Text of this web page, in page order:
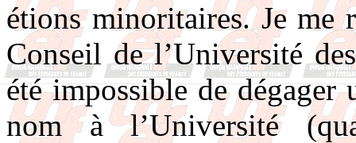
étions minoritaires. Je me
Conseil de l’Université
été impossible de
nom à l’Université